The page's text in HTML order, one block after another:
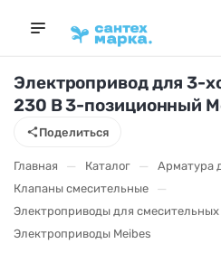
Поделиться
Электропривод для 3-
230 В 3-позиционный
Главная — Каталог — Арматура
Клапаны смесительные —
Электроприводы для смесительных
Электроприводы Meibes